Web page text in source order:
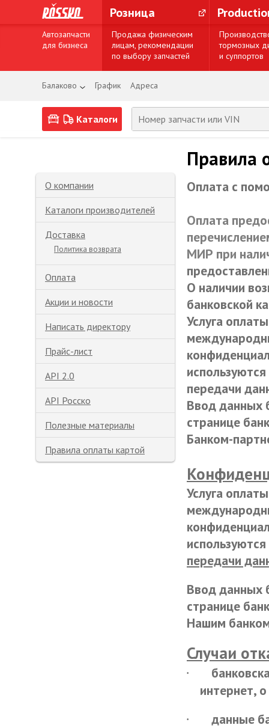
Розница
Автозапчасти
для бизнеса
Продажа физическим
лицам, рекомендации
по выбору запчастей
тормозных
и суппортов
Балаково График Адреса
Каталоги
О компании
Каталоги производителей
Доставка
Политика возврата
Оплата
Акции и новости
Написать директору
Прайс-лист
API 2.0
API Росско
Полезные материалы
Правила оплаты картой
Правила
Оплата с
Оплата
МИР при
О наличии
банковской
Услуга
передачи
Ввод данных
странице
Банком-
Услуга
используются
передачи
Ввод данных
странице
Нашим
Случаи
·
интернет,
· данные